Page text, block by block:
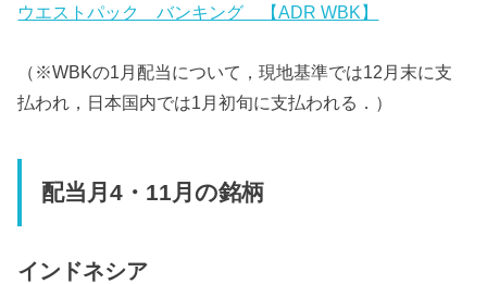
ウエストパック バンキング 【ADR WBK】
（※WBKの1月配当について，現地基準では12月末に支
払われ，日本国内では1月初旬に支払われる．）
配当月4・11月の銘柄
インドネシア